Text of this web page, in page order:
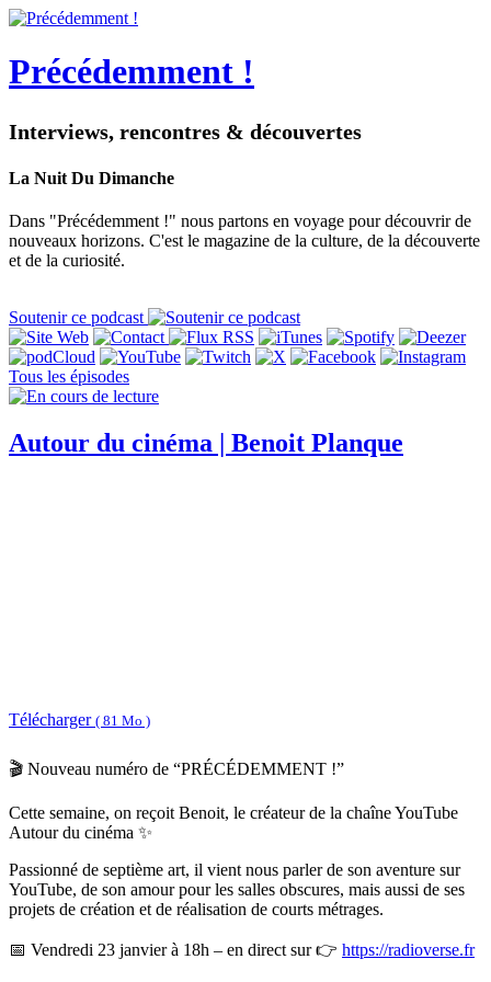
Précédemment !
Interviews, rencontres & découvertes
La Nuit Du Dimanche
Dans "Précédemment !" nous partons en voyage pour découvrir de
nouveaux horizons. C'est le magazine de la culture, de la découverte
et de la curiosité.
Soutenir ce podcast
Tous les épisodes
Autour du cinéma | Benoit Planque
Télécharger ( 81 Mo )
🎬 Nouveau numéro de “PRÉCÉDEMMENT !”
Cette semaine, on reçoit Benoit, le créateur de la chaîne YouTube
Autour du cinéma ✨
Passionné de septième art, il vient nous parler de son aventure sur
YouTube, de son amour pour les salles obscures, mais aussi de ses
projets de création et de réalisation de courts métrages.
📅 Vendredi 23 janvier à 18h – en direct sur 👉 https://radioverse.fr